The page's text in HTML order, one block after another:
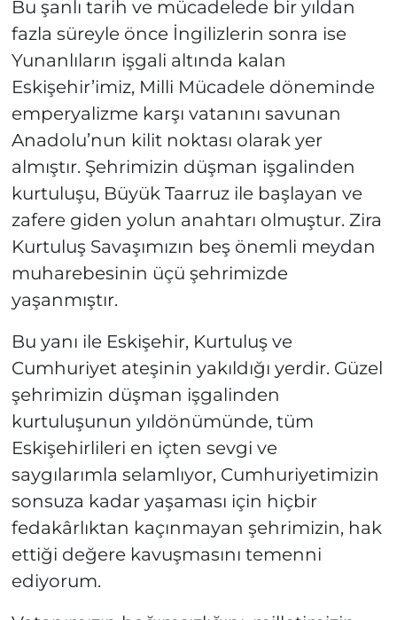
Bu şanlı tarih ve mücadelede bir yıldan
fazla süreyle önce İngilizlerin sonra ise
Yunanlıların işgali altında kalan
Eskişehir’imiz, Milli Mücadele döneminde
emperyalizme karşı vatanını savunan
Anadolu’nun kilit noktası olarak yer
almıştır. Şehrimizin düşman işgalinden
kurtuluşu, Büyük Taarruz ile başlayan ve
zafere giden yolun anahtarı olmuştur. Zira
Kurtuluş Savaşımızın beş önemli meydan
muharebesinin üçü şehrimizde
yaşanmıştır.
Bu yanı ile Eskişehir, Kurtuluş ve
Cumhuriyet ateşinin yakıldığı yerdir. Güzel
şehrimizin düşman işgalinden
kurtuluşunun yıldönümünde, tüm
Eskişehirlileri en içten sevgi ve
saygılarımla selamlıyor, Cumhuriyetimizin
sonsuza kadar yaşaması için hiçbir
fedakârlıktan kaçınmayan şehrimizin, hak
ettiği değere kavuşmasını temenni
ediyorum.